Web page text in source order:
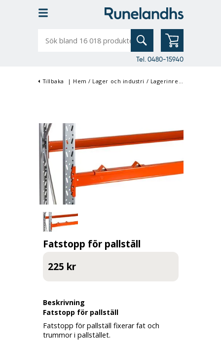
bland
Tel. 0480-15940
Tillbaka | Hem / Lager och industri / Lagerinredning
Fatstopp för pallställ
225 kr
Beskrivning
Fatstopp för pallställ
Fatstopp för pallställ fixerar fat och
trummor i pallstället.